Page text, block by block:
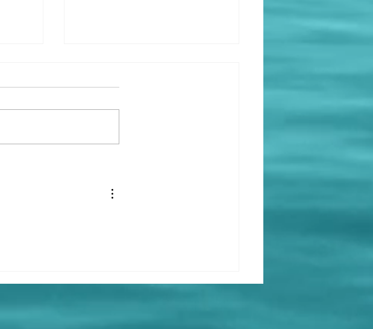
Acústica!